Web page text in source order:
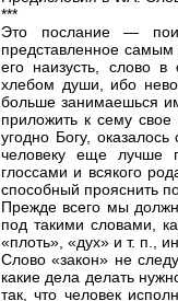
***
Это послание —
представленное самым
его наизусть, слово
хлебом души, ибо
больше занимаешься
приложить к сему
угодно Богу,
человеку еще лучше
глоссами и всякого
способный прояснить
Прежде всего мы
под такими словами,
«плоть», «дух» и т. п.,
Слово «закон» не
какие дела делать
так, что человек